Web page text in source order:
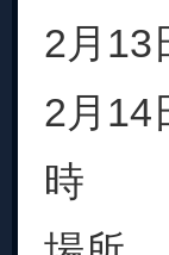
2月
2月14
時